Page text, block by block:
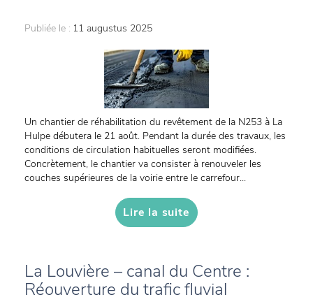
Publiée le : 11 augustus 2025
Un chantier de réhabilitation du revêtement de la N253 à La
Hulpe débutera le 21 août. Pendant la durée des travaux, les
conditions de circulation habituelles seront modifiées.
Concrètement, le chantier va consister à renouveler les
couches supérieures de la voirie entre le carrefour...
Lire la suite
La Louvière – canal du Centre :
Réouverture du trafic fluvial